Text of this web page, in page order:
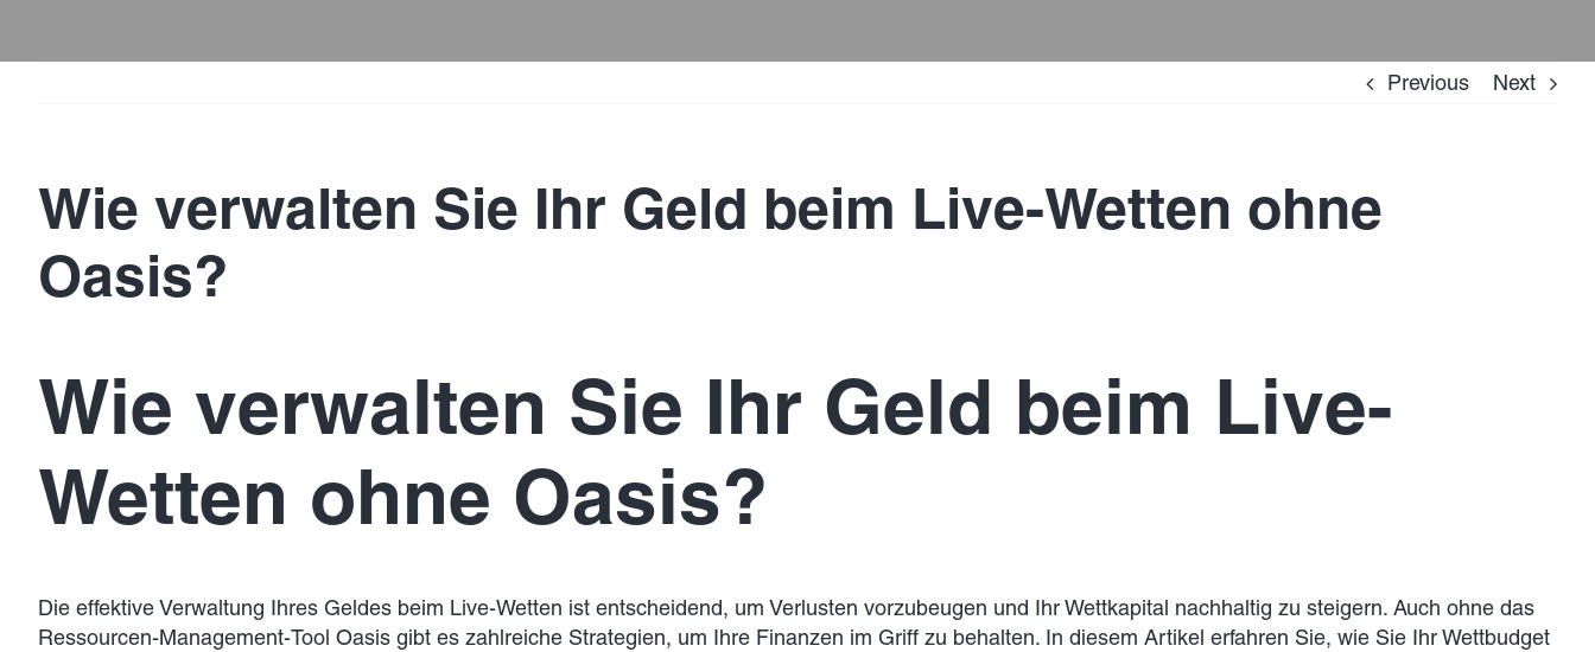
Previous Next
Wie verwalten Sie Ihr Geld beim Live-Wetten ohne
Oasis?
Wie verwalten Sie Ihr Geld beim Live-
Wetten ohne Oasis?
Die effektive Verwaltung Ihres Geldes beim Live-Wetten ist entscheidend, um Verlusten vorzubeugen und Ihr Wettkapital nachhaltig zu steigern. Auch ohne das
Ressourcen-Management-Tool Oasis gibt es zahlreiche Strategien, um Ihre Finanzen im Griff zu behalten. In diesem Artikel erfahren Sie, wie Sie Ihr Wettbudget